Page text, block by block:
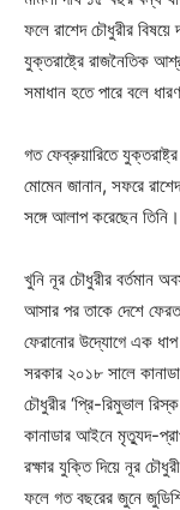
ফলে রাশেদ চৌধুরীর
যুক্তরাষ্ট্রে রাজনৈতিক
সমাধান হতে পারে বলে
গত ফেব্রুয়ারিতে
মোমেন জানান, সফরে
সঙ্গে আলাপ করেছেন তিনি।
খুনি নূর চৌধুরীর বর্তমান
আসার পর তাকে দেশে
ফেরানোর উদ্যোগে এক
সরকার ২০১৮ সালে
চৌধুরীর ‘প্রি-রিমুভাল
কানাডার আইনে মৃত্যুদ-
রক্ষার যুক্তি দিয়ে নূর
ফলে গত বছরের জুনে